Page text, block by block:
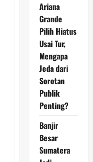
Ariana
Grande
Pilih Hiatus
Usai Tur,
Mengapa
Jeda dari
Sorotan
Publik
Penting?
Banjir
Besar
Sumatera